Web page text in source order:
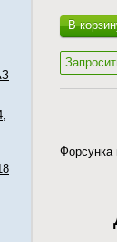
В
Форсунка